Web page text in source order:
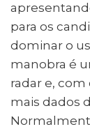
para os
dominar o
manobra é
radar e,
mais dados